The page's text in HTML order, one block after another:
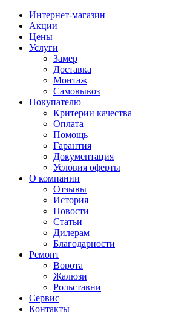
Интернет-магазин
Акции
Цены
Услуги
Замер
Доставка
Монтаж
Самовывоз
Покупателю
Критерии качества
Оплата
Помощь
Гарантия
Документация
Условия оферты
О компании
Отзывы
История
Новости
Статьи
Дилерам
Благодарности
Ремонт
Ворота
Жалюзи
Рольставни
Сервис
Контакты